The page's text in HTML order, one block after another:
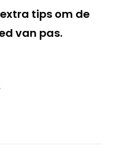
tips om de
van pas.